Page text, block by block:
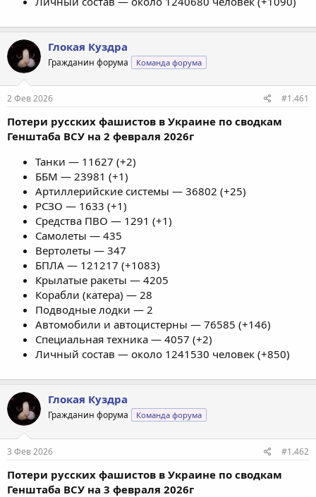
Глокая Куздра
Гражданин форума Команда форума
2 Фев 2026 #1.461
Потери русских фашистов в Украине по сводкам
Генштаба ВСУ на 2 февраля 2026г
Танки — 11627 (+2)
ББМ — 23981 (+1)
Артиллерийские системы — 36802 (+25)
РСЗО — 1633 (+1)
Средства ПВО — 1291 (+1)
Самолеты — 435
Вертолеты — 347
БПЛА — 121217 (+1083)
Крылатые ракеты — 4205
Корабли (катера) — 28
Подводные лодки — 2
Автомобили и автоцистерны — 76585 (+146)
Специальная техника — 4057 (+2)
Личный состав — около 1241530 человек (+850)
Глокая Куздра
Гражданин форума Команда форума
3 Фев 2026 #1.462
Потери русских фашистов в Украине по сводкам
Генштаба ВСУ на 3 февраля 2026г